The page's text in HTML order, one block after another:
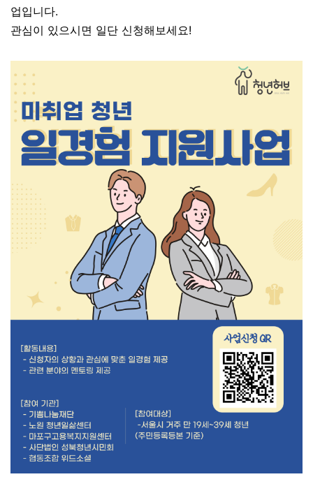
업입니다.
관심이 있으시면 일단 신청해보세요!